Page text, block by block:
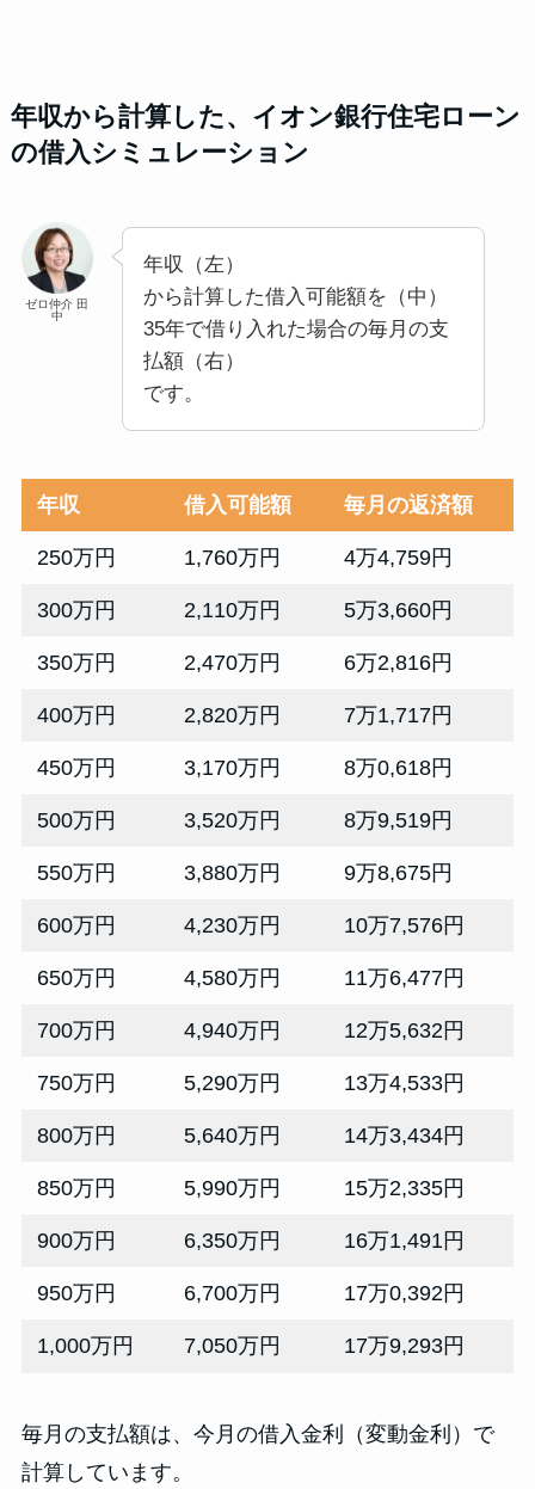
年収から計算した、イオン銀行住宅ローン
の借入シミュレーション
ゼロ仲介 田
中
年収（左）
から計算した借入可能額を（中）
35年で借り入れた場合の毎月の支
払額（右）
です。
年収 借入可能額 毎月の返済額
250万円 1,760万円 4万4,759円
300万円 2,110万円 5万3,660円
350万円 2,470万円 6万2,816円
400万円 2,820万円 7万1,717円
450万円 3,170万円 8万0,618円
500万円 3,520万円 8万9,519円
550万円 3,880万円 9万8,675円
600万円 4,230万円 10万7,576円
650万円 4,580万円 11万6,477円
700万円 4,940万円 12万5,632円
750万円 5,290万円 13万4,533円
800万円 5,640万円 14万3,434円
850万円 5,990万円 15万2,335円
900万円 6,350万円 16万1,491円
950万円 6,700万円 17万0,392円
1,000万円 7,050万円 17万9,293円
毎月の支払額は、今月の借入金利（変動金利）で
計算しています。